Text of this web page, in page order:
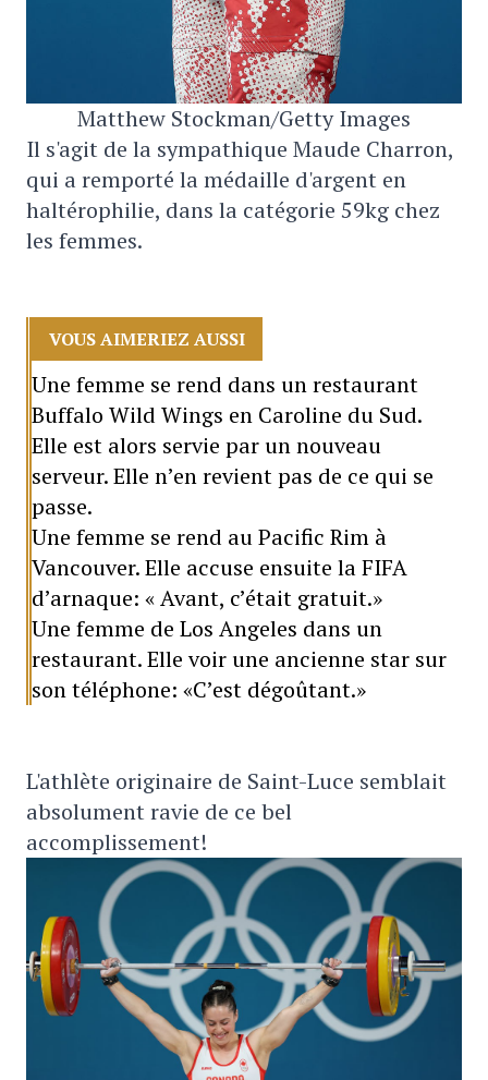
Matthew Stockman/Getty Images
Il s'agit de la sympathique Maude Charron,
qui a remporté la médaille d'argent en
haltérophilie, dans la catégorie 59kg chez
les femmes.
VOUS AIMERIEZ AUSSI
Une femme se rend dans un restaurant
Buffalo Wild Wings en Caroline du Sud.
Elle est alors servie par un nouveau
serveur. Elle n’en revient pas de ce qui se
passe.
Une femme se rend au Pacific Rim à
Vancouver. Elle accuse ensuite la FIFA
d’arnaque: « Avant, c’était gratuit.»
Une femme de Los Angeles dans un
restaurant. Elle voir une ancienne star sur
son téléphone: «C’est dégoûtant.»
L'athlète originaire de Saint-Luce semblait
absolument ravie de ce bel
accomplissement!